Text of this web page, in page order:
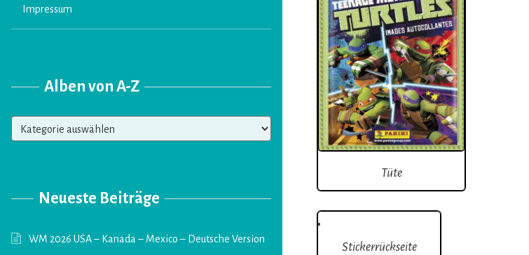
Impressum
Alben von A-Z
Alben
von
Neueste Beiträge
WM 2026 USA – Kanada – Mexico – Deutsche Version
Tüte
Stickerrückseite